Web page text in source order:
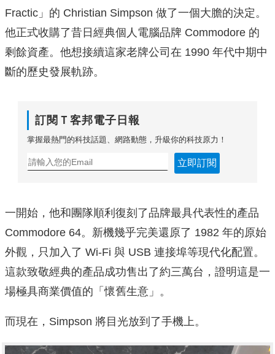
Fractic」的 Christian Simpson 做了一個大膽的決定。
他正式收購了昔日經典個人電腦品牌 Commodore 的
剩餘資產。他想接續這家老牌公司在 1990 年代中期中
斷的歷史發展軌跡。
訂閱Ｔ客邦電子日報
掌握最熱門的科技話題、網路動態，升級你的科技原力！
立即訂閱
一開始，他和團隊順利復刻了品牌最具代表性的產品
Commodore 64。新機幾乎完美還原了 1982 年的原始
外觀，只加入了 Wi-Fi 與 USB 連接埠等現代化配置。
這款致敬經典的產品成功售出了約三萬台，證明這是一
場極具商業價值的「懷舊生意」。
而現在，Simpson 將目光放到了手機上。